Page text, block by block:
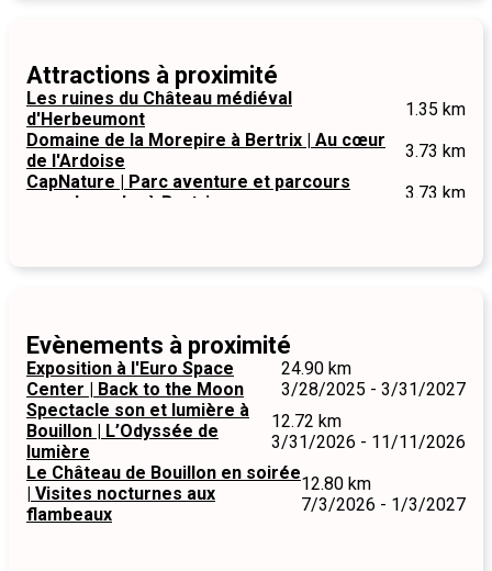
Attractions à proximité
Les ruines du Château médiéval
d'Herbeumont
1.35 km
Domaine de la Morepire à Bertrix | Au cœur
de l'Ardoise
3.73 km
CapNature | Parc aventure et parcours
accrobranche à Bertrix
3.73 km
Evènements à proximité
Exposition à l'Euro Space
Center | Back to the Moon
24.90 km
3/28/2025 - 3/31/2027
Spectacle son et lumière à
Bouillon | L’Odyssée de
lumière
12.72 km
3/31/2026 - 11/11/2026
Le Château de Bouillon en soirée
| Visites nocturnes aux
flambeaux
12.80 km
7/3/2026 - 1/3/2027